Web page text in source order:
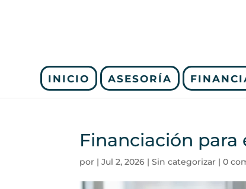
INICIO ASESORÍA
Financiación para
por |Jul 2, 2026 |Sin categorizar |0